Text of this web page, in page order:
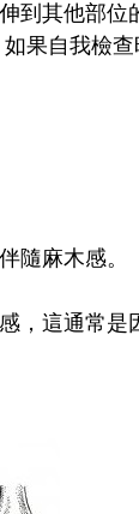
到其他部位
果自我檢
隨麻木感。
，這通常是